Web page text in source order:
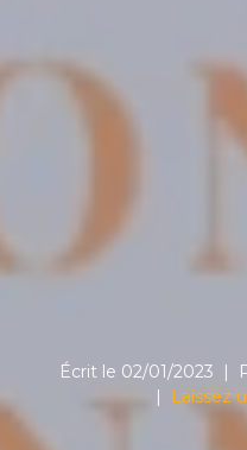
Écrit le 02/01/2023
Laissez